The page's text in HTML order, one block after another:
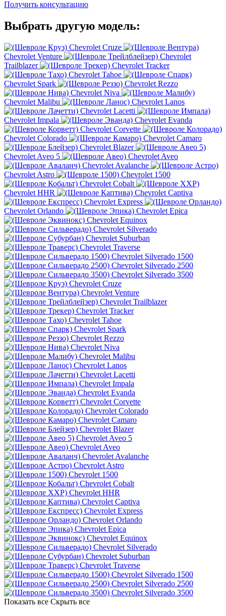
Получить консультацию
Выбрать другую модель:
Chevrolet Cruze
Chevrolet Venture
Chevrolet
Trailblazer
Chevrolet Tracker
Chevrolet Tahoe
Chevrolet Spark
Chevrolet Rezzo
Chevrolet Niva
Chevrolet Malibu
Chevrolet Lanos
Chevrolet Lacetti
Chevrolet Impala
Chevrolet Evanda
Chevrolet Corvette
Chevrolet Colorado
Chevrolet Camaro
Chevrolet Blazer
Chevrolet Aveo 5
Chevrolet Aveo
Chevrolet Avalanche
Chevrolet Astro
Chevrolet 1500
Chevrolet Cobalt
Chevrolet HHR
Chevrolet Captiva
Chevrolet Express
Chevrolet Orlando
Chevrolet Epica
Chevrolet Equinox
Chevrolet Silverado
Chevrolet Suburban
Chevrolet Traverse
Chevrolet Silverado 1500
Chevrolet Silverado 2500
Chevrolet Silverado 3500
Chevrolet Cruze
Chevrolet Venture
Chevrolet Trailblazer
Chevrolet Tracker
Chevrolet Tahoe
Chevrolet Spark
Chevrolet Rezzo
Chevrolet Niva
Chevrolet Malibu
Chevrolet Lanos
Chevrolet Lacetti
Chevrolet Impala
Chevrolet Evanda
Chevrolet Corvette
Chevrolet Colorado
Chevrolet Camaro
Chevrolet Blazer
Chevrolet Aveo 5
Chevrolet Aveo
Chevrolet Avalanche
Chevrolet Astro
Chevrolet 1500
Chevrolet Cobalt
Chevrolet HHR
Chevrolet Captiva
Chevrolet Express
Chevrolet Orlando
Chevrolet Epica
Chevrolet Equinox
Chevrolet Silverado
Chevrolet Suburban
Chevrolet Traverse
Chevrolet Silverado 1500
Chevrolet Silverado 2500
Chevrolet Silverado 3500
Показать все Скрыть все